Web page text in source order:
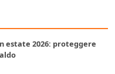
estate 2026: proteggere